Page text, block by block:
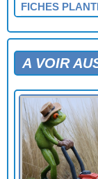
FICHES
FICHES
FICHES
FICHES
FICHES
FICHES
FICHES
FICHES
FICHES
A VOIR